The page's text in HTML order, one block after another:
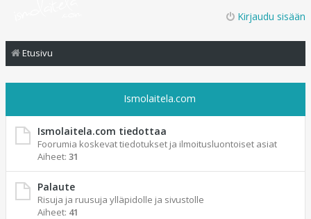
Kirjaudu sisään
Etusivu
Ismolaitela.com
Ismolaitela.com tiedottaa
Foorumia koskevat tiedotukset ja ilmoitusluontoiset asiat
Aiheet: 31
Palaute
Risuja ja ruusuja ylläpidolle ja sivustolle
Aiheet: 41